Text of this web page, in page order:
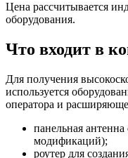
Цена рассчитывается
оборудования.
Что входит в
Для получения
используется
оператора и
панельная
модификаций);
роутер для